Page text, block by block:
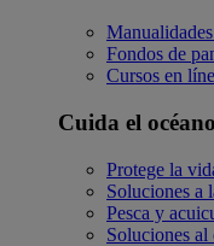
Fondos de
Cursos en
Cuida el océano
Protege la
Soluciones a
Pesca y
Soluciones